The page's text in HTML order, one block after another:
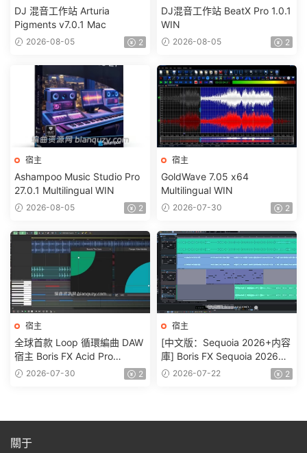
DJ 混音工作站 Arturia
Pigments v7.0.1 Mac
2026-08-05 2
DJ混音工作站 BeatX Pro 1.0.1
WIN
2026-08-05 2
宿主
Ashampoo Music Studio Pro
27.0.1 Multilingual WIN
2026-08-05 2
宿主
GoldWave 7.05 x64
Multilingual WIN
2026-07-30 2
宿主
全球首款 Loop 循環編曲 DAW
宿主 Boris FX Acid Pro
2026.0.0.22 WIN
2026-07-30 2
宿主
[中文版：Sequoia 2026+内容
庫] Boris FX Sequoia 2026
v2026.0.2-R2R [WiN]
2026-07-22 2
關于